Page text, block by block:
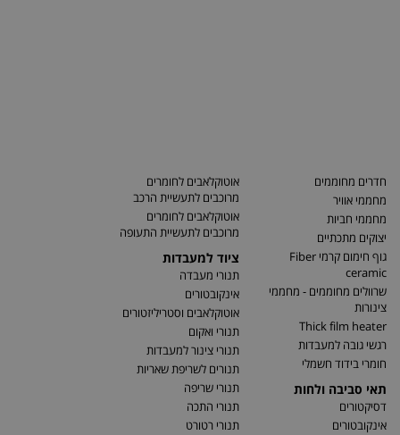
חדרים מחוממים
מחממי אוויר
מחממי חביות
יצוקים מתכתיים
גוף חימום קרמי Fiber
ceramic
שרוולים מחוממים - מחממי
צינורות
Thick film heater
רגשי גובה למעבדות
חומרי בידוד חשמלי
תאי סביבה ולחות
דסיקטורים
אינקובטורים
אוטוקלאבים לחומרים
מרוכבים לתעשיית הרכב
אוטוקלאבים לחומרים
מרוכבים לתעשיית התעופה
ציוד למעבדות
תנורי מעבדה
אינקובטורים
אוטוקלאבים וסטריליזטורים
תנורי ואקום
תנורי צינור למעבדות
תנורים לשריפת שאריות
תנורי שריפה
תנורי התכה
תנורי רטורט